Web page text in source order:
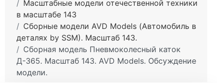
Масштабные модели отечественной техники
в масштабе 143
Сборные модели AVD Models (Автомобиль в
деталях by SSM). Масштаб 143.
Сборная модель Пневмоколесный каток
Д-365. Масштаб 143. AVD Models. Обсуждение
модели.